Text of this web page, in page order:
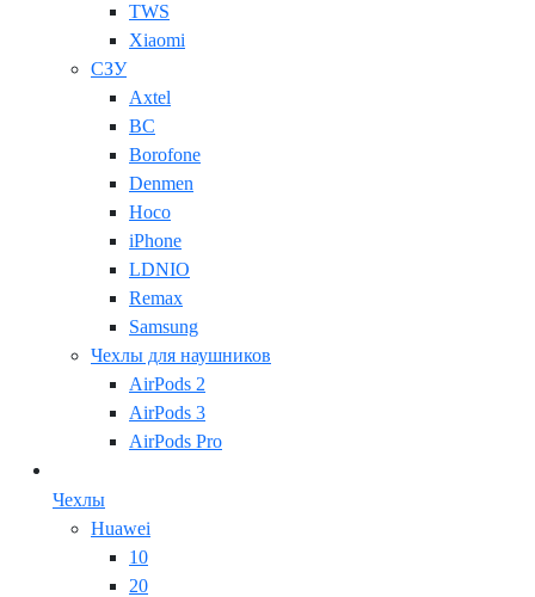
TWS
Xiaomi
СЗУ
Axtel
BC
Borofone
Denmen
Hoco
iPhone
LDNIO
Remax
Samsung
Чехлы для наушников
AirPods 2
AirPods 3
AirPods Pro
Чехлы
Huawei
10
20